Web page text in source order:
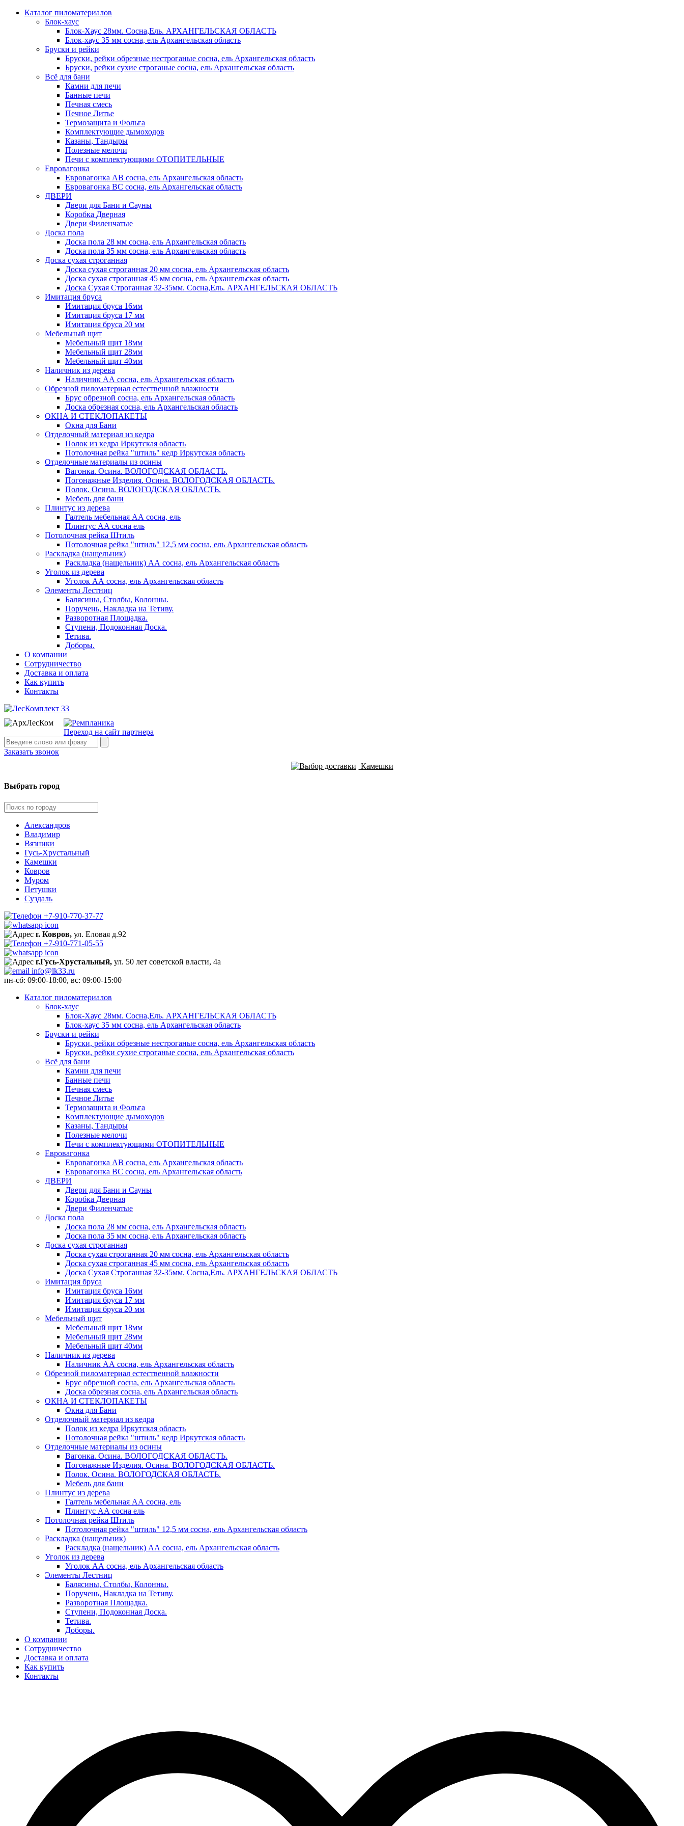
Каталог пиломатериалов
Блок-хаус
Блок-Хаус 28мм. Сосна,Ель. АРХАНГЕЛЬСКАЯ ОБЛАСТЬ
Блок-хаус 35 мм сосна, ель Архангельская область
Бруски и рейки
Бруски, рейки обрезные нестроганые сосна, ель Архангельская область
Бруски, рейки сухие строганые сосна, ель Архангельская область
Всё для бани
Камни для печи
Банные печи
Печная смесь
Печное Литье
Термозащита и Фольга
Комплектующие дымоходов
Казаны, Тандыры
Полезные мелочи
Печи с комплектующими ОТОПИТЕЛЬНЫЕ
Евровагонка
Евровагонка АВ сосна, ель Архангельская область
Евровагонка ВС сосна, ель Архангельская область
ДВЕРИ
Двери для Бани и Сауны
Коробка Дверная
Двери Филенчатые
Доска пола
Доска пола 28 мм сосна, ель Архангельская область
Доска пола 35 мм сосна, ель Архангельская область
Доска сухая строганная
Доска сухая строганная 20 мм сосна, ель Архангельская область
Доска сухая строганная 45 мм сосна, ель Архангельская область
Доска Сухая Строганная 32-35мм. Сосна,Ель. АРХАНГЕЛЬСКАЯ ОБЛАСТЬ
Имитация бруса
Имитация бруса 16мм
Имитация бруса 17 мм
Имитация бруса 20 мм
Мебельный щит
Мебельный щит 18мм
Мебельный щит 28мм
Мебельный щит 40мм
Наличник из дерева
Наличник АА сосна, ель Архангельская область
Обрезной пиломатериал естественной влажности
Брус обрезной сосна, ель Архангельская область
Доска обрезная сосна, ель Архангельская область
ОКНА И СТЕКЛОПАКЕТЫ
Окна для Бани
Отделочный материал из кедра
Полок из кедра Иркутская область
Потолочная рейка "штиль" кедр Иркутская область
Отделочные материалы из осины
Вагонка. Осина. ВОЛОГОДСКАЯ ОБЛАСТЬ.
Погонажные Изделия. Осина. ВОЛОГОДСКАЯ ОБЛАСТЬ.
Полок. Осина. ВОЛОГОДСКАЯ ОБЛАСТЬ.
Мебель для бани
Плинтус из дерева
Галтель мебельная АА сосна, ель
Плинтус АА сосна ель
Потолочная рейка Штиль
Потолочная рейка "штиль" 12,5 мм сосна, ель Архангельская область
Раскладка (нащельник)
Раскладка (нащельник) АА сосна, ель Архангельская область
Уголок из дерева
Уголок АА сосна, ель Архангельская область
Элементы Лестниц
Балясины, Столбы, Колонны.
Поручень, Накладка на Тетиву.
Разворотная Площадка.
Ступени, Подоконная Доска.
Тетива.
Доборы.
О компании
Сотрудничество
Доставка и оплата
Как купить
Контакты
Переход на сайт партнера
Заказать звонок
Камешки
Выбрать город
Александров
Владимир
Вязники
Гусь-Хрустальный
Камешки
Ковров
Муром
Петушки
Суздаль
+7-910-770-37-77
г. Ковров, ул. Еловая д.92
+7-910-771-05-55
г.Гусь-Хрустальный, ул. 50 лет советской власти, 4а
info@lk33.ru
пн-сб: 09:00-18:00, вс: 09:00-15:00
Каталог пиломатериалов
Блок-хаус
Блок-Хаус 28мм. Сосна,Ель. АРХАНГЕЛЬСКАЯ ОБЛАСТЬ
Блок-хаус 35 мм сосна, ель Архангельская область
Бруски и рейки
Бруски, рейки обрезные нестроганые сосна, ель Архангельская область
Бруски, рейки сухие строганые сосна, ель Архангельская область
Всё для бани
Камни для печи
Банные печи
Печная смесь
Печное Литье
Термозащита и Фольга
Комплектующие дымоходов
Казаны, Тандыры
Полезные мелочи
Печи с комплектующими ОТОПИТЕЛЬНЫЕ
Евровагонка
Евровагонка АВ сосна, ель Архангельская область
Евровагонка ВС сосна, ель Архангельская область
ДВЕРИ
Двери для Бани и Сауны
Коробка Дверная
Двери Филенчатые
Доска пола
Доска пола 28 мм сосна, ель Архангельская область
Доска пола 35 мм сосна, ель Архангельская область
Доска сухая строганная
Доска сухая строганная 20 мм сосна, ель Архангельская область
Доска сухая строганная 45 мм сосна, ель Архангельская область
Доска Сухая Строганная 32-35мм. Сосна,Ель. АРХАНГЕЛЬСКАЯ ОБЛАСТЬ
Имитация бруса
Имитация бруса 16мм
Имитация бруса 17 мм
Имитация бруса 20 мм
Мебельный щит
Мебельный щит 18мм
Мебельный щит 28мм
Мебельный щит 40мм
Наличник из дерева
Наличник АА сосна, ель Архангельская область
Обрезной пиломатериал естественной влажности
Брус обрезной сосна, ель Архангельская область
Доска обрезная сосна, ель Архангельская область
ОКНА И СТЕКЛОПАКЕТЫ
Окна для Бани
Отделочный материал из кедра
Полок из кедра Иркутская область
Потолочная рейка "штиль" кедр Иркутская область
Отделочные материалы из осины
Вагонка. Осина. ВОЛОГОДСКАЯ ОБЛАСТЬ.
Погонажные Изделия. Осина. ВОЛОГОДСКАЯ ОБЛАСТЬ.
Полок. Осина. ВОЛОГОДСКАЯ ОБЛАСТЬ.
Мебель для бани
Плинтус из дерева
Галтель мебельная АА сосна, ель
Плинтус АА сосна ель
Потолочная рейка Штиль
Потолочная рейка "штиль" 12,5 мм сосна, ель Архангельская область
Раскладка (нащельник)
Раскладка (нащельник) АА сосна, ель Архангельская область
Уголок из дерева
Уголок АА сосна, ель Архангельская область
Элементы Лестниц
Балясины, Столбы, Колонны.
Поручень, Накладка на Тетиву.
Разворотная Площадка.
Ступени, Подоконная Доска.
Тетива.
Доборы.
О компании
Сотрудничество
Доставка и оплата
Как купить
Контакты